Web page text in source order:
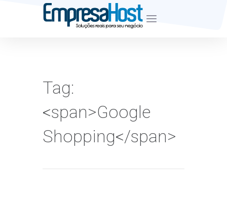
Desde Junho de 2007
Tag:
<span>Google
Shopping</span>